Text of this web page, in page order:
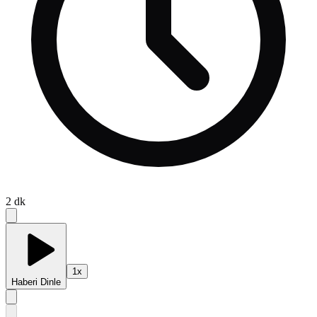
2 dk
Haberi Dinle
1x